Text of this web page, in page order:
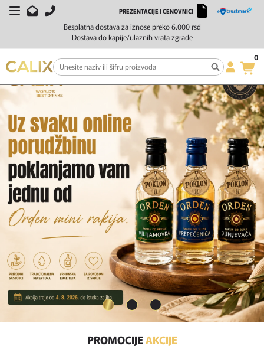
Besplatna dostava za iznose preko 6.000 rsd
Dostava do kapije/ulaznih vrata zgrade
PREZENTACIJE I CENOVNICI
0
PROMOCIJEAKCIJE